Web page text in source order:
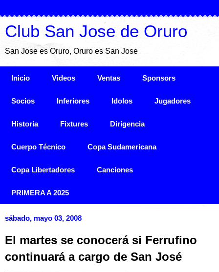
Club San Jose de Oruro
San Jose es Oruro, Oruro es San Jose
Inicio Videos Ventas Sponsors
Socios Inferiores Idolos Jugadores
Historia Fixtures Dirigencia
Cuerpo Técnico Copa Sudamericana
Copa Libertadores Canciones
PRIMERA A 2025
sábado, mayo 03, 2008
El martes se conocerá si Ferrufino
continuará a cargo de San José